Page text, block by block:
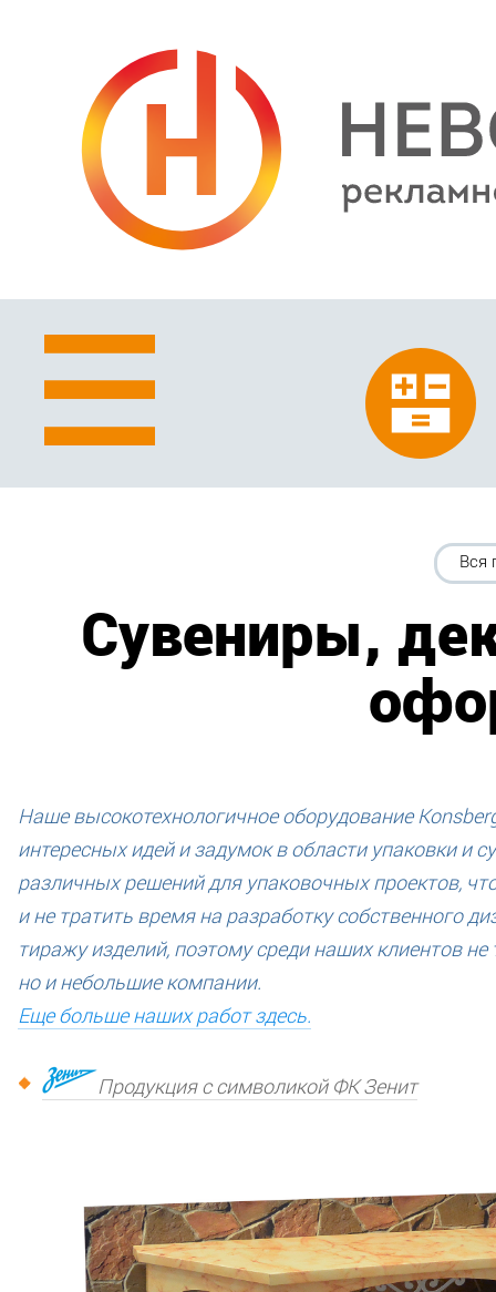
Вся
Сувениры,
Наше высокотехнологичное оборудование
интересных идей и задумок в области упаковки и
различных решений для упаковочных проектов,
и не тратить время на разработку собственного
тиражу изделий, поэтому среди наших клиентов
но и небольшие компании.
Еще больше наших работ здесь.
Продукция с символикой ФК Зенит